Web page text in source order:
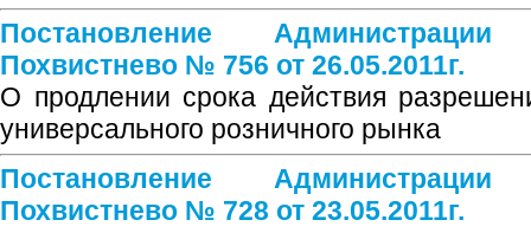
Постановление
Похвистнево № 756 от 26.05.2011г.
О продлении срока действия
универсального розничного рынка
Постановление
Похвистнево № 728 от 23.05.2011г.